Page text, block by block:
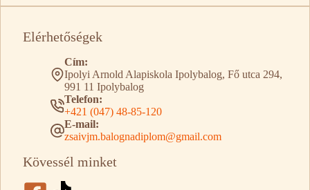
Elérhetőségek
Cím:
Ipolyi Arnold Alapiskola Ipolybalog, Fő utca 294,
991 11 Ipolybalog
Telefon:
+421 (047) 48-85-120
E-mail:
zsaivjm.balognadiplom@gmail.com
Kövessél minket